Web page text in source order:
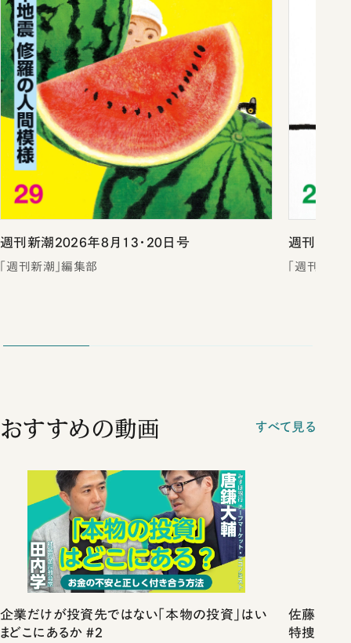
週刊新潮2026年8月13・20日号
「週刊新潮」編集部
週刊新潮
「週刊新潮
おすすめの動画 すべて見る
企業だけが投資先ではない「本物の投資」はい
まどこにあるか #2
佐藤優vs
特捜取調